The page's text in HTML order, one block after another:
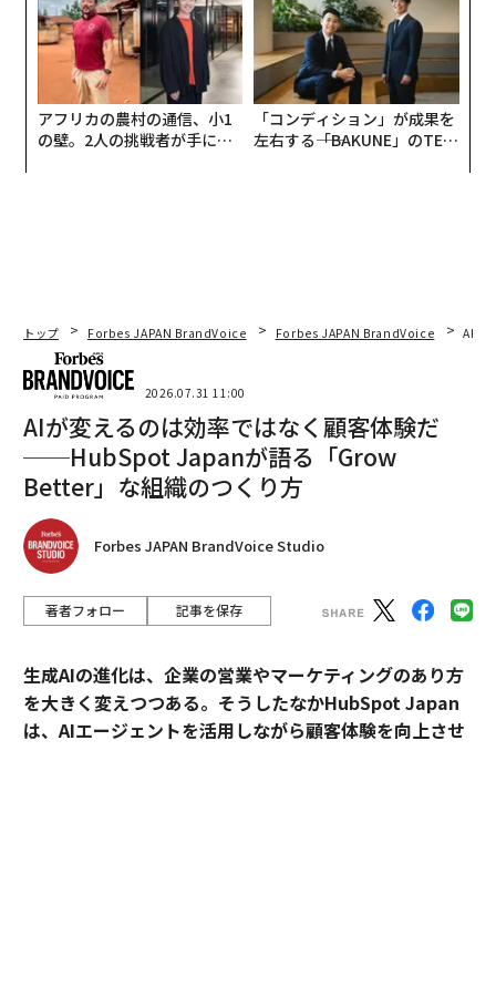
アフリカの農村の通信、小1
の壁。2人の挑戦者が手にし
「コンディション」が成果を
左右する――「BAKUNE」のTEN
トップ Forbes JAPAN BrandVoice Forbes JAPAN BrandVoice AIが
2026.07.31 11:00
AIが変えるのは効率ではなく顧客体験だ
──HubSpot Japanが語る「Grow
Better」な組織のつくり方
Forbes JAPAN BrandVoice Studio
著者フォロー 記事を保存
生成AIの進化は、企業の営業やマーケティングのあり方
を大きく変えつつある。そうしたなかHubSpot Japan
は、AIエージェントを活用しながら顧客体験を向上させ